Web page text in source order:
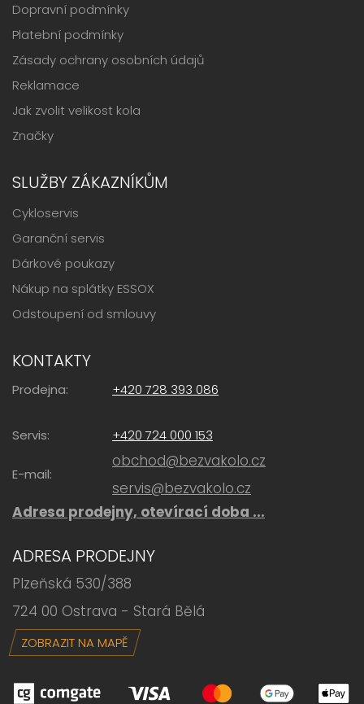
Dopravní podmínky
Platební podmínky
Zásady ochrany osobních údajů
Reklamace
Jak zvolit velikost kola
Značky
SLUŽBY ZÁKAZNÍKŮM
Cykloservis
Garanční servis
Dárkové poukazy
Nákup na splátky ESSOX
Odstoupení od smlouvy
KONTAKTY
Prodejna: +420 728 393 086
Servis: +420 724 000 153
E-mail:
obchod@bezvakolo.cz
servis@bezvakolo.cz
Adresa prodejny, otevírací doba ...
ADRESA PRODEJNY
Plzeňská 530/388
724 00 Ostrava - Stará Bělá
ZOBRAZIT NA MAPĚ